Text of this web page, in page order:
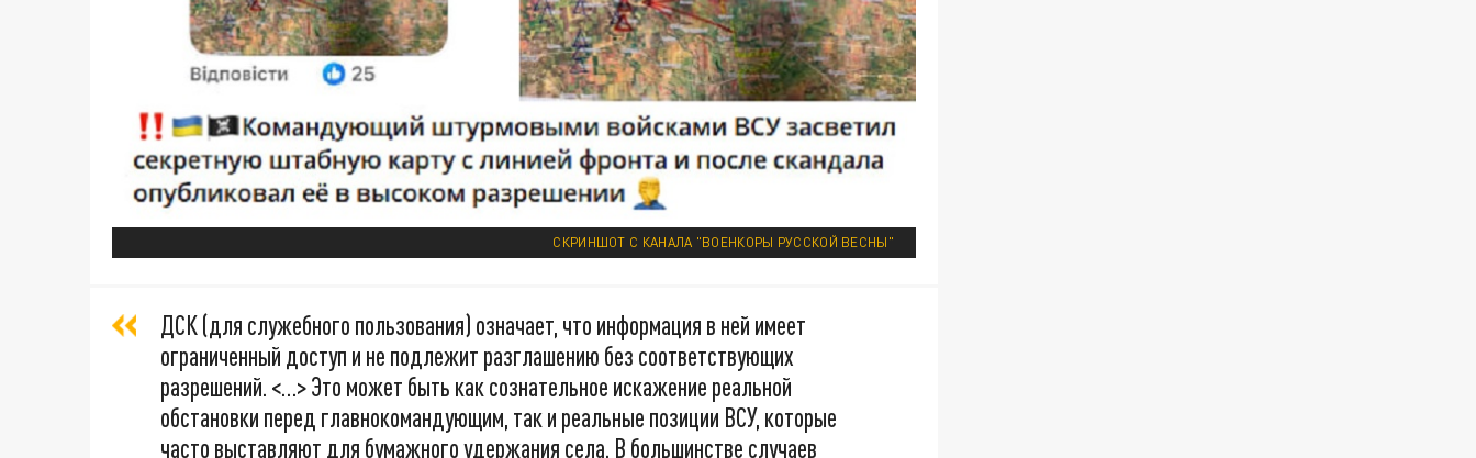
СКРИНШОТ С КАНАЛА "ВОЕНКОРЫ РУССКОЙ ВЕСНЫ"
ДСК (для служебного пользования) означает, что информация в ней имеет
ограниченный доступ и не подлежит разглашению без соответствующих
разрешений. <…> Это может быть как сознательное искажение реальной
обстановки перед главнокомандующим, так и реальные позиции ВСУ, которые
часто выставляют для бумажного удержания села. В большинстве случаев